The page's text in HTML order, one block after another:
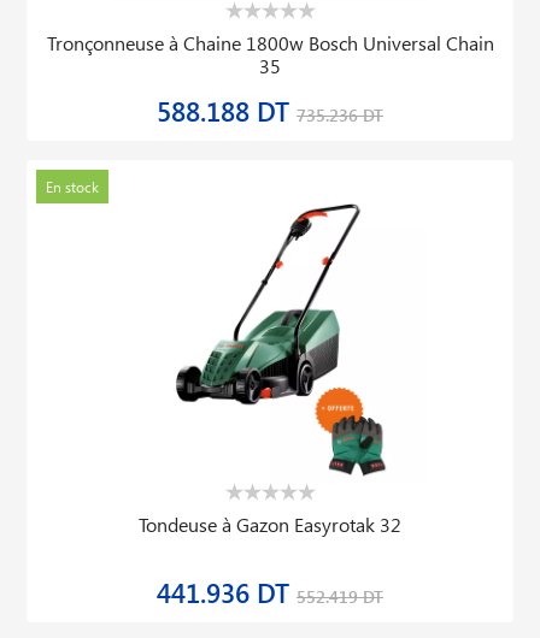
Tronçonneuse à Chaine 1800w Bosch Universal Chain
35
588.188 DT 735.236 DT
En stock
Tondeuse à Gazon Easyrotak 32
441.936 DT 552.419 DT